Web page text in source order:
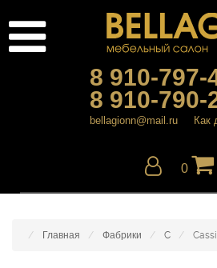
8 910-797-
8 910-790-
bellagionn@mail.ru Как
0
Главная Фабрики C